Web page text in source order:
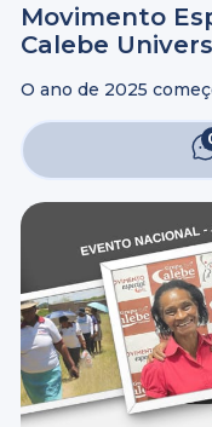
Movimento
Calebe
O ano de 2025
estados do Brasil,
voluntários se